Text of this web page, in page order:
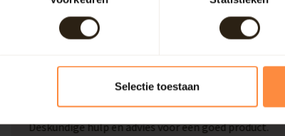
Selectie toestaan
Deskundige hulp en goed advies
Deskundige hulp en advies voor een goed product.